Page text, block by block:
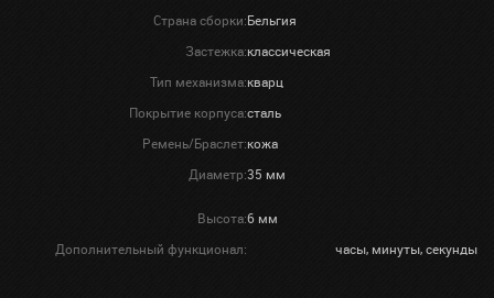
Страна сборки:Бельгия
Застежка:классическая
Тип механизма:кварц
Покрытие корпуса:сталь
Ремень/Браслет:кожа
Диаметр:35 мм
Высота:6 мм
Дополнительный функционал:
часы, минуты, секунды